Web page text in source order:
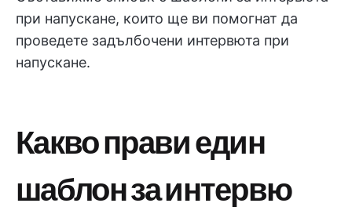
при напускане, които ще ви помогнат да
проведете задълбочени интервюта при
напускане.
Какво прави един
шаблон за интервю